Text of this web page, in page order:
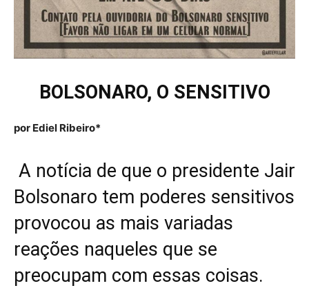
BOLSONARO, O SENSITIVO
por Ediel Ribeiro*
A notícia de que o presidente Jair
Bolsonaro tem poderes sensitivos
provocou as mais variadas
reações naqueles que se
preocupam com essas coisas.